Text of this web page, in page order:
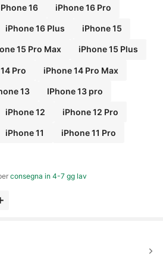
16 iPhone 16 Pro
iPhone 16 Plus iPhone 15
15 Pro Max iPhone 15 Plus
Pro iPhone 14 Pro Max
13 IPhone 13 pro
iPhone 12 iPhone 12 Pro
iPhone 11 iPhone 11 Pro
consegna in 4-7 gg lav